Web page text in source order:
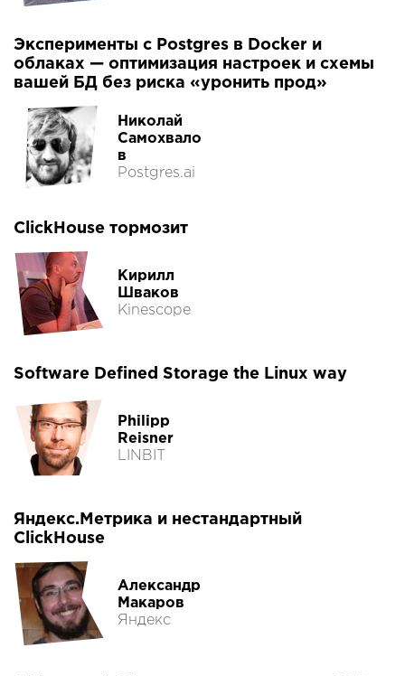
Эксперименты с Postgres в Docker и
облаках — оптимизация настроек и схемы
вашей БД без риска «уронить прод»
Николай
Самохвало
в
Postgres.ai
ClickHouse тормозит
Кирилл
Шваков
Kinescope
Software Defined Storage the Linux way
Philipp
Reisner
LINBIT
Яндекс.Метрика и нестандартный
ClickHouse
Александр
Макаров
Яндекс